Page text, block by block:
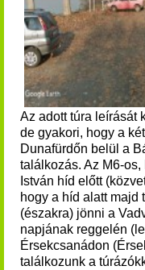
Az adott túra leírását
de gyakori, hogy a
Dunafürdőn belül a
találkozás. Az M6-
István híd előtt
hogy a híd alatt
(északra) jönni a
napjának reggelén
Érsekcsanádon
találkozunk a